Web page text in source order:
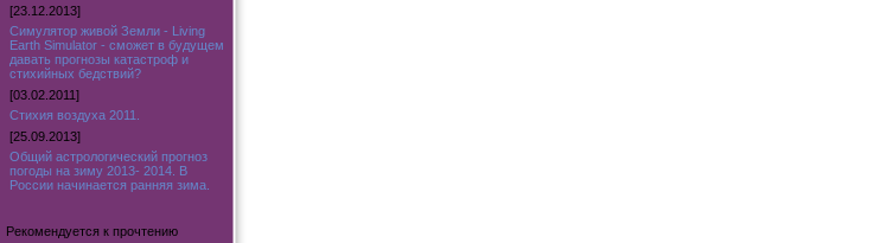
[23.12.2013]
Симулятор живой Земли - Living
Earth Simulator - сможет в будущем
давать прогнозы катастроф и
стихийных бедствий?
[03.02.2011]
Стихия воздуха 2011.
[25.09.2013]
Общий астрологический прогноз
погоды на зиму 2013- 2014. В
России начинается ранняя зима.
Рекомендуется к прочтению